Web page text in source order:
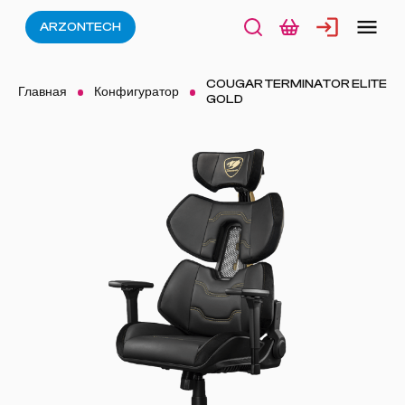
ARZONTECH
Главная Конфигуратор
COUGAR TERMINATOR ELITE
GOLD